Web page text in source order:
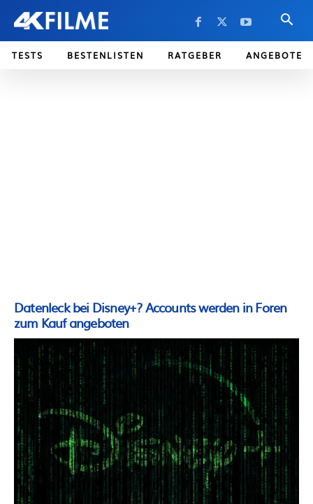
TESTS BESTENLISTEN RATGEBER ANGEBOTE
Datenleck bei Disney+? Accounts werden in Foren
zum Kauf angeboten